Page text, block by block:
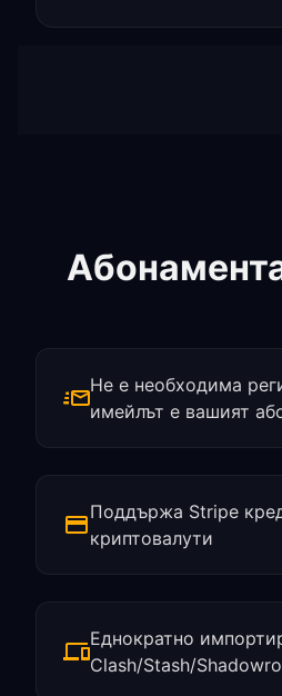
Не е необходима
имейлът е вашият
Поддържа Stripe
криптовалути
Еднократно
Clash/Stash/